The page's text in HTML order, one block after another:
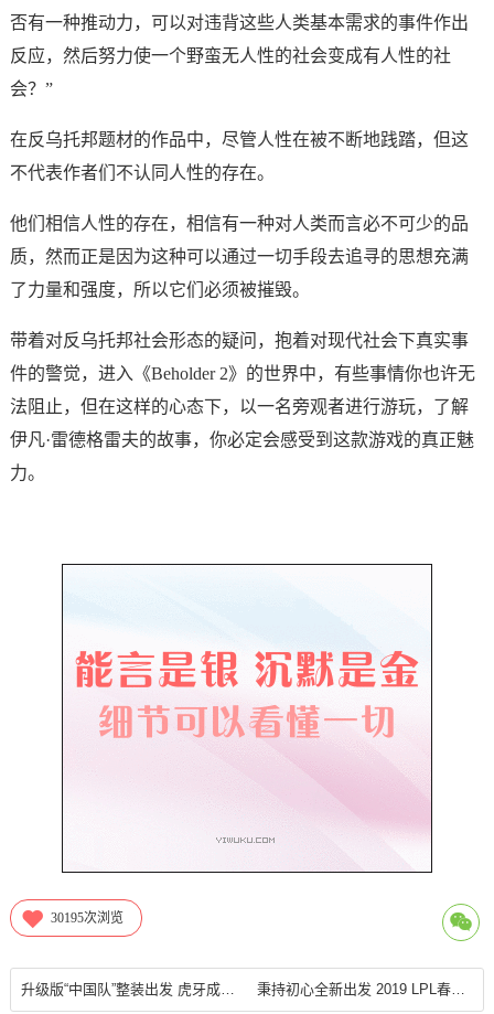
否有一种推动力，可以对违背这些人类基本需求的事件作出
反应，然后努力使一个野蛮无人性的社会变成有人性的社
会？”
在反乌托邦题材的作品中，尽管人性在被不断地践踏，但这
不代表作者们不认同人性的存在。
他们相信人性的存在，相信有一种对人类而言必不可少的品
质，然而正是因为这种可以通过一切手段去追寻的思想充满
了力量和强度，所以它们必须被摧毁。
带着对反乌托邦社会形态的疑问，抱着对现代社会下真实事
件的警觉，进入《Beholder 2》的世界中，有些事情你也许无
法阻止，但在这样的心态下，以一名旁观者进行游玩，了解
伊凡·雷德格雷夫的故事，你必定会感受到这款游戏的真正魅
力。
30195次浏览
升级版“中国队”整装出发 虎牙成都猎人队制霸OWL 秉持初心全新出发 2019 LPL春季赛JDG 2:1战胜RW